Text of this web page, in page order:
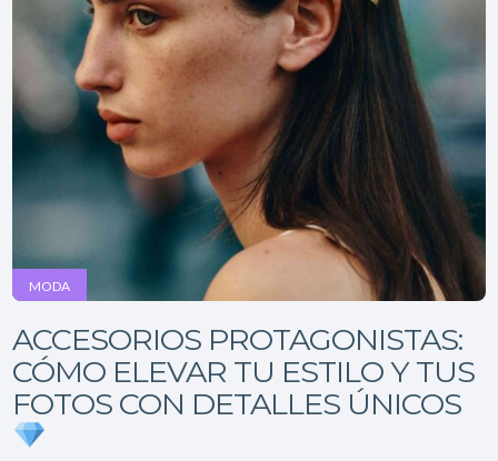
MODA
ACCESORIOS PROTAGONISTAS:
CÓMO ELEVAR TU ESTILO Y TUS
FOTOS CON DETALLES ÚNICOS